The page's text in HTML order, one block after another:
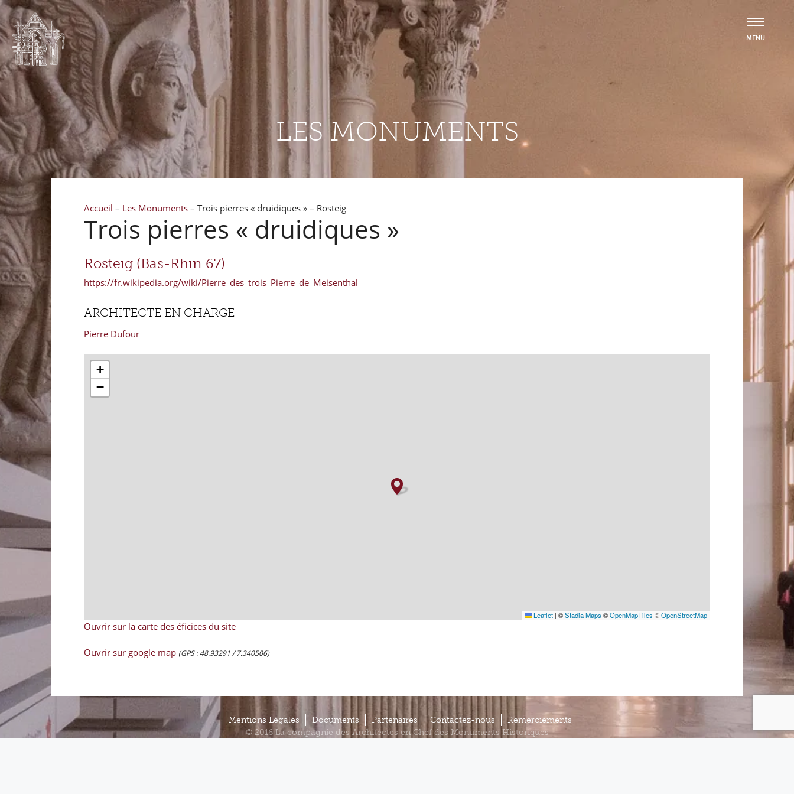
LES MONUMENTS
Accueil – Les Monuments – Trois pierres « druidiques » – Rosteig
Trois pierres « druidiques »
Rosteig (Bas-Rhin 67)
https://fr.wikipedia.org/wiki/Pierre_des_trois_Pierre_de_Meisenthal
ARCHITECTE EN CHARGE
Pierre Dufour
+
−
Leaflet | ©Stadia Maps ©OpenMapTiles ©OpenStreetMap
Ouvrir sur la carte des éficices du site
Ouvrir sur google map (GPS : 48.93291 / 7.340506)
Mentions Légales Documents Partenaires Contactez-nous
Remerciements
© 2016 La compagnie des Architectes en Chef des Monuments Historiques